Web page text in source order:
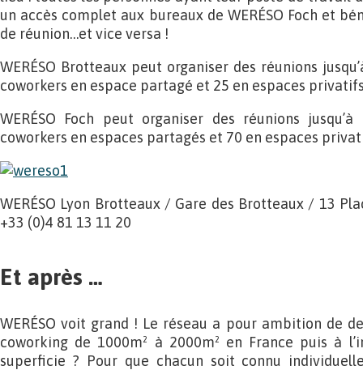
un accès complet aux bureaux de WERÉSO Foch et
de réunion…et vice versa !
WERÉSO Brotteaux peut organiser des réunions
coworkers en espace partagé et 25 en espaces
WERÉSO Foch peut organiser des réunions
coworkers en espaces partagés et 70 en espaces
WERÉSO Lyon Brotteaux / Gare des Brotteaux / 13
+33 (0)4 81 13 11 20
Et après …
WERÉSO voit grand ! Le réseau a pour ambition de
coworking de 1000m² à 2000m² en France puis à
superficie ? Pour que chacun soit connu